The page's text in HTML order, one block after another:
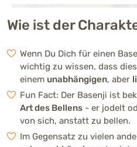
Menschenbezogenhei
t
Aktivität
Intelligenz
Wie ist der
Wenn Du Dich für einen
wichtig zu wissen, dass
einem unabhängigen, aber
Fun Fact: Der Basenji ist
Art des Bellens - er jodelt
von sich, anstatt zu bellen.
Im Gegensatz zu vielen